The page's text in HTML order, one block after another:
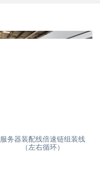
服务器装配线倍速链组装线
（左右循环）